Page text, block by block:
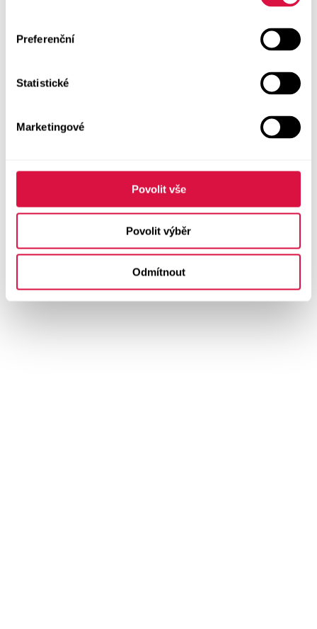
Preferenční
Statistické
Marketingové
Povolit vše
Povolit výběr
Odmítnout